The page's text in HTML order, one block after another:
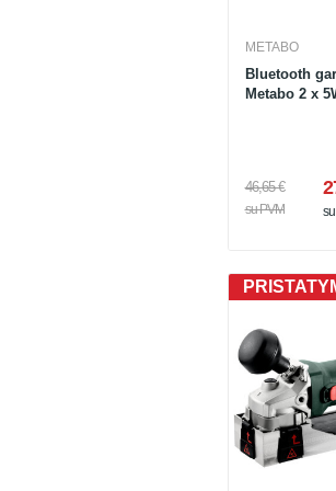
METABO
Bluetooth
Metabo 2 x
46,65 €
su PVM